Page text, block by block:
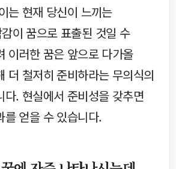
는 현재 당신이 느끼는
이 꿈으로 표출된 것일 수
이러한 꿈은 앞으로 다가올
더 철저히 준비하라는 무의식의
다. 현실에서 준비성을 갖추면
를 얻을 수 있습니다.